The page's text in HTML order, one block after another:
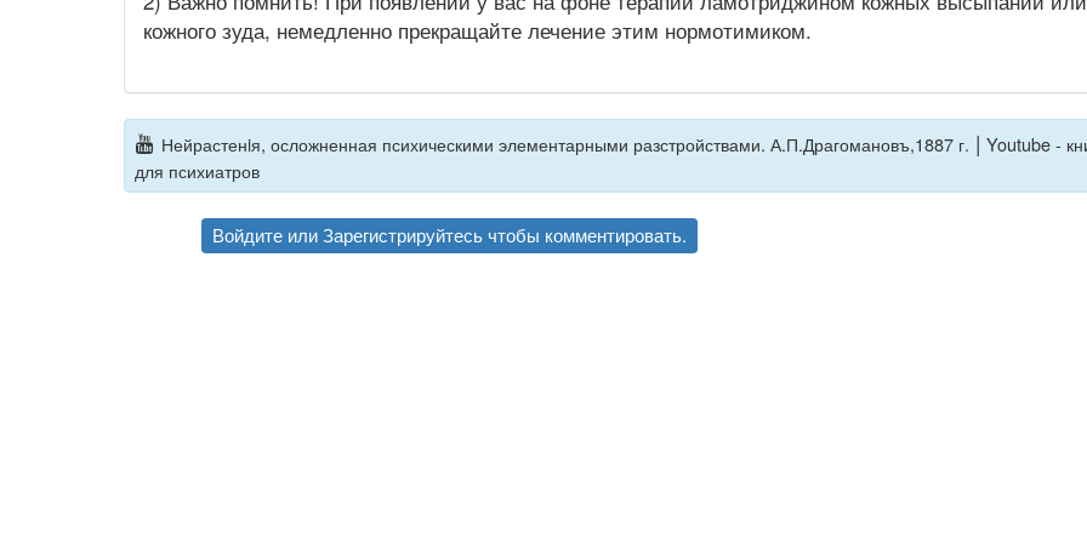
кожного зуда, немедленно прекращайте лечение этим нормотимиком.
Нейрастенiя, осложненная психическими элементарными разстройствами. А.П.Драгомановъ,1887 г. | Youtube -
для психиатров
Войдите илиЗарегистрируйтесь чтобы комментировать.